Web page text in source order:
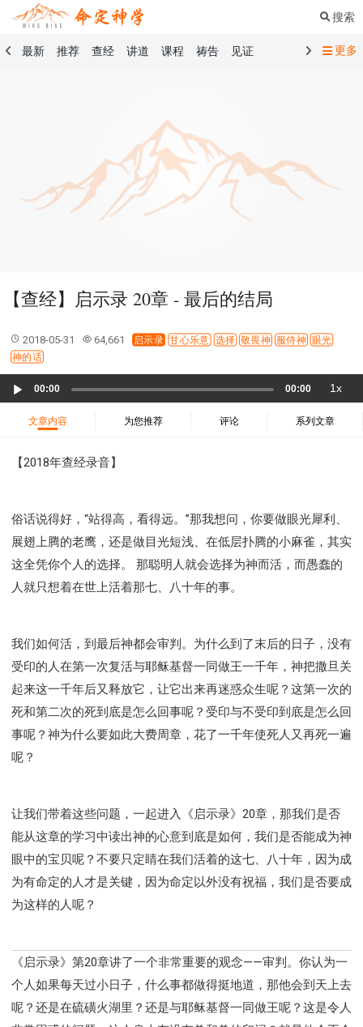
搜索
最新 推荐 查经 讲道 课程 祷告
见证
创世记
01 创世记
02 出埃及记
04 民数记 05 申命记
06 约书亚记
07 士师记
08 路得记
09 撒母耳记上
25 耶利米哀歌
27 但以理书
28 何西阿书
33 弥迦书
34 那鸿书 35 哈巴谷书
36 西番雅书
37 哈该书
40 马太福音
41 马可福音
42 路加福音
43 约翰福音
44 使徒行传
49 以弗所书
50 腓利比书
54 提摩太前书
55 提摩太后书
56 提多书
57 腓利门书
58 希伯来书 59 雅各书
60 彼得前书
61 彼得后书
62 约翰一书
63 约翰二书
64 约翰三书
65 犹大书 66 启示录
圣经故事
时间管理和学习方法
爱神系列
喜乐系列
管理系列
信仰根基系列 命定系列
建立荣耀教会
赶鬼系列
认识魔鬼的诡计
神所喜悦的人
彰显神愤怒的器皿
新时代基督教变革研讨会
神同在系列
破除属世界的价值观
如何恢复神的形像
属灵人的好习惯
打开天上祝福的窗口
神迹系列
愚蠢系列
胜过撒但系列
得胜的性格
耶和华是我的牧者
001C课程 - 灵界故事
004课程 - 华人命定神学理念
103课程 - 圣经学习中阶
201课程 - 从信徒到门徒
301课程 - 领袖实操课程
302课程 - 新人接待
更多
【查经】启示录 20章 - 最后的结局
2018-05-31 64,661 启示录 甘心乐意 选择 敬畏神 服侍神 眼光
神的话
Player
00:00 00:00 1x
文章内容 为您推荐 评论 系列文章
【2018年查经录音】
俗话说得好，“站得高，看得远。”那我想问，你要做眼光犀利、
展翅上腾的老鹰，还是做目光短浅、在低层扑腾的小麻雀，其实
这全凭你个人的选择。 那聪明人就会选择为神而活，而愚蠢的
人就只想着在世上活着那七、八十年的事。
我们如何活，到最后神都会审判。为什么到了末后的日子，没有
受印的人在第一次复活与耶稣基督一同做王一千年，神把撒旦关
起来这一千年后又释放它，让它出来再迷惑众生呢？这第一次的
死和第二次的死到底是怎么回事呢？受印与不受印到底是怎么回
事呢？神为什么要如此大费周章，花了一千年使死人又再死一遍
呢？
让我们带着这些问题，一起进入《启示录》20章，那我们是否
能从这章的学习中读出神的心意到底是如何，我们是否能成为神
眼中的宝贝呢？不要只定睛在我们活着的这七、八十年，因为成
为有命定的人才是关键，因为命定以外没有祝福，我们是否要成
为这样的人呢？
《启示录》第20章讲了一个非常重要的观念——审判。你认为一
个人如果每天过小日子，什么事都做得挺地道，那他会到天上去
呢？还是在硫磺火湖里？还是与耶稣基督一同做王呢？这是令人